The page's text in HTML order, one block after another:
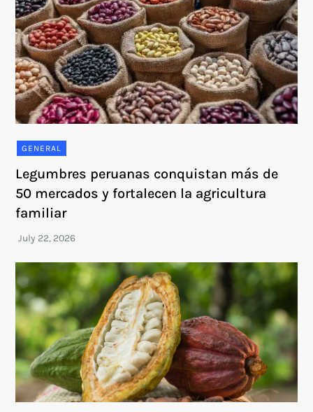
GENERAL
Legumbres peruanas conquistan más de
50 mercados y fortalecen la agricultura
familiar